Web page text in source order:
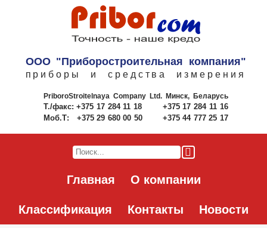
ООО "Приборостроительная компания"
приборы и средства измерения
PriboroStroitelnaya Company Ltd.Минск, Беларусь
Т./факс: +375 17 284 11 18
+375 17 284 11 16
Моб.Т:
+375 29 680 00 50 +375 44 777 25 17
Главная О компании
Классификация Контакты Новости